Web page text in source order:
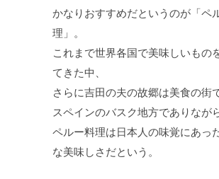
かなりおすすめだというのが「ペ
理」。
これまで世界各国で美味しいもの
てきた中、
さらに吉田の夫の故郷は美食の街
スペインのバスク地方でありなが
ペルー料理は日本人の味覚にあっ
な美味しさだという。